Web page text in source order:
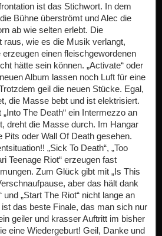
ist das Stichwort. In dem
Bühne überströmt und Alec die
ab wie selten erlebt. Die
wie es die Musik verlangt,
einen fleischgewordenen
hätte sein können. „Activate“ oder
Album lassen noch Luft für eine
geil die neuen Stücke. Egal,
die Masse bebt und ist elektrisiert.
The Death“ ein Intermezzo an
dreht die Masse durch. Im Hangar
Pits oder Wall Of Death gesehen.
„Sick To Death“, „Too
Teenage Riot“ erzeugen fast
Zum Glück gibt mit „Is This
aber das hält dank
und „Start The Riot“ nicht lange an
ist das beste Finale, das man sich nur
geiler und krasser Auftritt im bisher
eine Wiedergeburt! Geil, Danke und